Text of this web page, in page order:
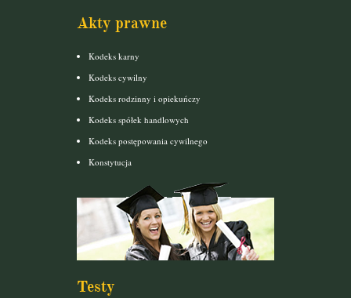
Akty prawne
Kodeks karny
Kodeks cywilny
Kodeks rodzinny i opiekuńczy
Kodeks spółek handlowych
Kodeks postępowania cywilnego
Konstytucja
Testy